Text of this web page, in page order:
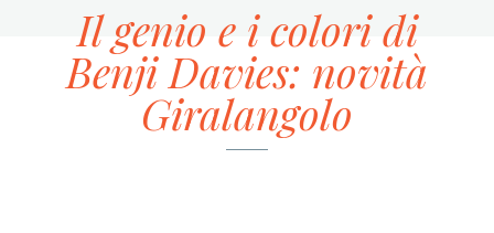
Il genio e i colori di
Benji Davies: novità
Giralangolo